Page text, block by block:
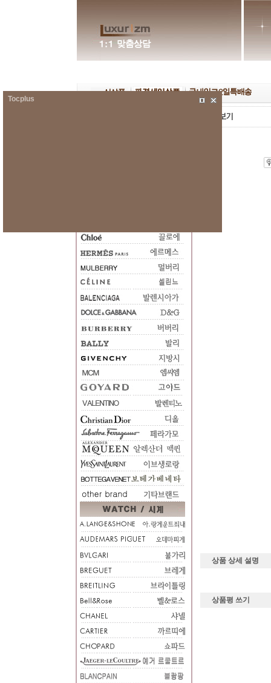
상품 상세 설명
상품평 쓰기
Tocplus